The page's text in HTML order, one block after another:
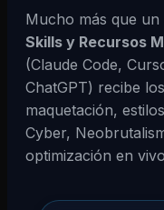
Mucho más que
Skills y Recursos
(Claude Code,
ChatGPT) recibe
maquetación,
Cyber,
optimización en